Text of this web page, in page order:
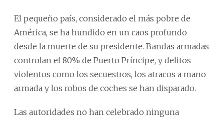
El pequeño país, considerado el más pobre de
América, se ha hundido en un caos profundo
desde la muerte de su presidente. Bandas armadas
controlan el 80% de Puerto Príncipe, y delitos
violentos como los secuestros, los atracos a mano
armada y los robos de coches se han disparado.
Las autoridades no han celebrado ninguna